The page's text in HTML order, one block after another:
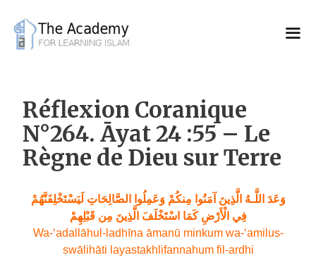
content
Réflexion Coranique
N°264. Āyat 24 :55 – Le
Règne de Dieu sur Terre
وَعَدَ اللَّـهُ الَّذِينَ آمَنُوا مِنكُمْ وَعَمِلُوا الصَّالِحَاتِ لَيَسْتَخْلِفَنَّهُمْ
فِي الْأَرْضِ كَمَا اسْتَخْلَفَ الَّذِينَ مِن قَبْلِهِمْ
Wa-‘adallāhul-ladhīna āmanū minkum wa-‘amilus-
swālihāti layastakhlifannahum fil-ardhi